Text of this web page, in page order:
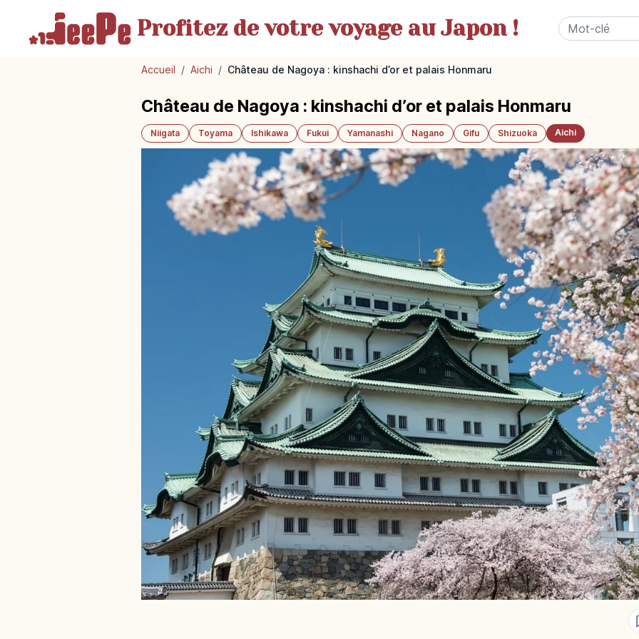
Profitez de votrevoyage au Japon !
Accueil / Aichi / Château de Nagoya : kinshachi d’or et palais Honmaru
Château de Nagoya : kinshachi d’or et palais Honmaru
Niigata Toyama Ishikawa Fukui Yamanashi Nagano Gifu Shizuoka Aichi